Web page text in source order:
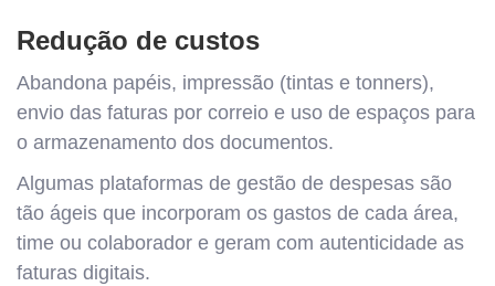
Redução de custos
Abandona papéis, impressão (tintas e tonners),
envio das faturas por correio e uso de espaços para
o armazenamento dos documentos.
Algumas plataformas de gestão de despesas são
tão ágeis que incorporam os gastos de cada área,
time ou colaborador e geram com autenticidade as
faturas digitais.